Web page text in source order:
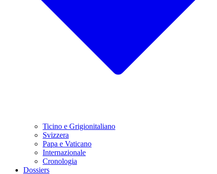
Ticino e Grigionitaliano
Svizzera
Papa e Vaticano
Internazionale
Cronologia
Dossiers